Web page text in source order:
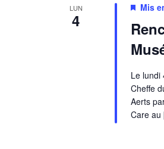
LUN
4
Mis
Le lundi
Cheffe
Aerts
Care